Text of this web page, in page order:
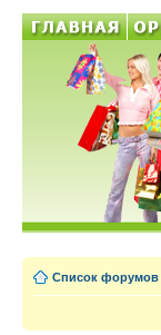
Список форумов